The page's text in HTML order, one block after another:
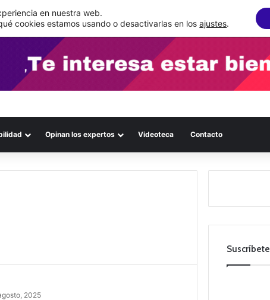
Opinan los expertos Videoteca Contacto
2025
Suscríbete
en nuestra web.
cookies estamos usando o desactivarlas en losajustes.